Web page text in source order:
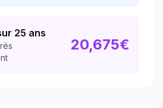
25 ans
20,675€